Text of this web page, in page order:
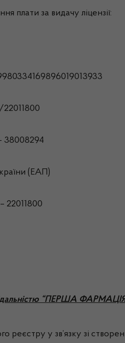
плати за видачу ліцензії:
38008294
(ЕАП)
22011800
“ПЕРША
реєстру у зв’язку зі